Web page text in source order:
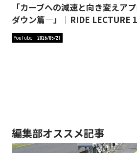
「カーブへの減速と向き変えア
ダウン篇―」｜RIDE LECTURE
YouTube 2026/05/21
編集部オススメ記事